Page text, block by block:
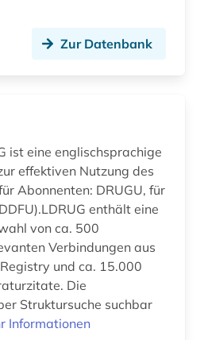
Zur Datenbank
ist eine englischsprachige
effektiven Nutzung des
Abonnenten: DRUGU, für
enthält eine
von ca. 500
Verbindungen aus
und ca. 15.000
Die
Struktursuche suchbar
Informationen